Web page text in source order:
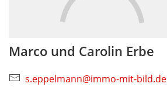
Marco und Carolin Erbe
s.eppelmann@immo-mit-bild.de